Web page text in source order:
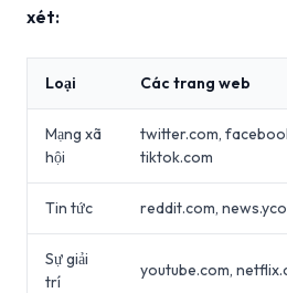
xét:
Loại Các trang web
Mạng xã
hội
twitter.com,
tiktok.com
Tin tức reddit.com,
Sự giải
trí
youtube.com,